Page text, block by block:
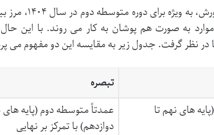
در آیین نامه های جدید
به صورت هم پوشان به کار می روند. با این
در نظر گرفت. جدول زیر به مقایسه این دو مفهوم می
تبصره
های نهم تا
عمدتاً متوسطه دوم (پایه های
دوازدهم) با تمرکز بر نهایی